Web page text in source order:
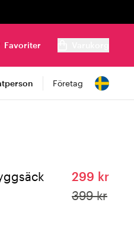
Favoriter
Företag
299 kr
399 kr